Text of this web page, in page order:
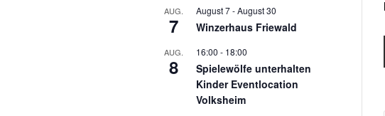
AUG.
7
August 7-August 30
Winzerhaus Friewald
AUG.
8
16:00 - 18:00
Spielewölfe unterhalten
Kinder Eventlocation
Volksheim